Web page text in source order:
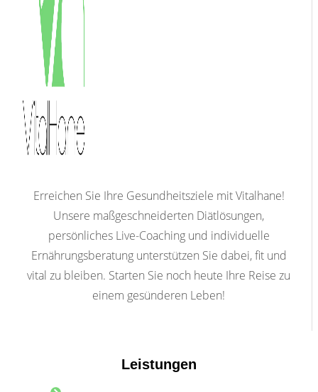
Erreichen Sie Ihre Gesundheitsziele mit Vitalhane!
Unsere maßgeschneiderten Diätlösungen,
persönliches Live-Coaching und individuelle
Ernährungsberatung unterstützen Sie dabei, fit und
vital zu bleiben. Starten Sie noch heute Ihre Reise zu
einem gesünderen Leben!
Leistungen